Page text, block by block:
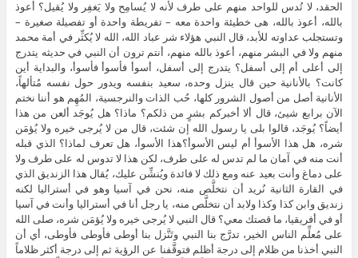
الحقد، لا تُدس للواحد منهم على طرف لأنه لا يُسامِح ولا يَغفِر ولا يُقيل؟ أعوذ
بالله، أعوذ بالله، هى خطيئة واحدة معه – تفريطة واحدة أو تفصيلة صغيرة –
وتستجلب عداوته للأبد، قال النبي هؤلاء شر عباد الله، الله لا يُكثِّر في أمة محمد
منهم ولا في البشر منهم، أعوذ بالله منهم، أنتم ترون أن النبي في حديثه يتدرج
إلى أعلى أم إلى أسفل؟ يتدرج إلى أسفل، أسوأ فأسوأ فأسوأ، والبداية أين
كانت؟ بالأنانية حين قال ينزل وحده، سعيد بنفسه ويدور حول نفسه مُتألهاً،
الأنانية أصل من أصول الشرور كلها، حُب الذات والنرجسية، المُهِم هو أننا نختم
الآن برابع شيئ، قال ألا أخبركم بشرٍ من ذلكم؟ ماذا؟ هل يُوجَد ألعن من هذا
أيضاً؟ يُوجَد، قالوا بلى يا رسول الله إن شئت، قال من لا يُرجى خيره ولا يُؤمَن
شره، هل هذا الأسوأ أم ليس الأسوأ؟هذا الأسوأ، هل تعرف لماذا؟ الذي قبله
أنت منه في آمان ما لم تدس له على طرف، لكن هذا لا تدوس له على طرف ولا
على دماغ وأنت بعيد عنه ومع ذلك لا فائدة ويُنشِّن عليك، يُقال هذا الزنديق الذي
في القارة الثانية نُريد أن نتخلَّص منه، نحن في آسيا وهو في أستراليا لكنه
زنديق وابن كذا وكذا ولابد أن نتخلَّص منه، يا رجل أنا في أستراليا وأنت في آسيا
أو في أفريقيا، ما قصتك معي؟ قال النبي لا يُرجى خيره ولا يُؤمَن شره، صلى الله
على مُعلِّم الناس الخير، تدرَّج بنا النبي وتَنَّزل بنا أوطى فأوطى فأوطى، أي أن
النبي أخذنا من ظلام إلى درجة أظلم فتوقَّفنا عن الرؤية ثم إلى درجة أكثر ظلاماً